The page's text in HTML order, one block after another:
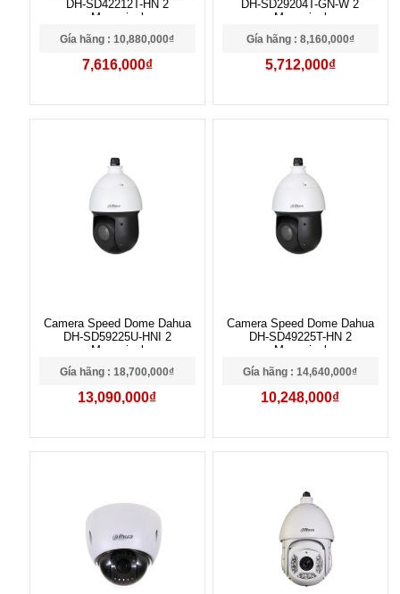
DH-SD42212T-HN 2
Megapixel
Gía hãng : 10,880,000₫
7,616,000₫
DH-SD29204T-GN-W 2
Megapixel
Gía hãng : 8,160,000₫
5,712,000₫
Camera Speed Dome Dahua
DH-SD59225U-HNI 2
Megapixel
Gía hãng : 18,700,000₫
13,090,000₫
Camera Speed Dome Dahua
DH-SD49225T-HN 2
Megapixel
Gía hãng : 14,640,000₫
10,248,000₫